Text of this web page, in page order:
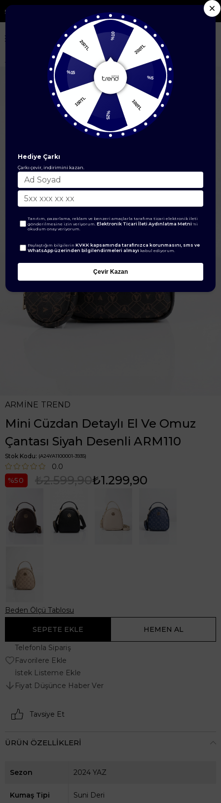
%50'ye Varan İndirim
Çanta & Cüzdan Modelleri Mini Cüzdan Detaylı El
ARMİNE TREND
Mini Cüzdan Detaylı El Ve Omuz
Çantası Siyah Desenli ARM110
Stok Kodu (A24YA1100001-3935)
0.0
50
₺2.599,90₺1.299,90
Beden Ölçü Tablosu
Telefonla Sipariş
Favorilere Ekle
İstek Listeme Ekle
Fiyat Düşünce Haber Ver
Tavsiye Et
ÜRÜN ÖZELLIKLERI
Sezon 2024 YAZ
Kumaş Tipi Suni Deri
200TL
100TL
150TL
200TL
Hediye Çarkı
Çarkı çevir, indirimini kazan.
Tanıtım, pazarlama, reklam ve benzeri amaçlarla tarafıma ticari elektronik ileti
gönderilmesine izin veriyorum.Elektronik Ticari İleti Aydınlatma Metni 'ni
okudum onay veriyorum.
Paylaştığım bilgilerinKVKK kapsamında tarafınızca korunmasını, sms ve
WhatsApp üzerinden bilgilendirmeleri almayı kabul ediyorum.
Çevir Kazan